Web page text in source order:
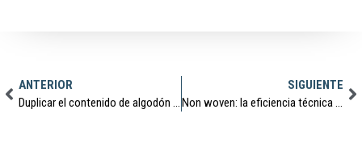
ANTERIOR
Duplicar el contenido de algodón reciclado en el hilo mediante fibras celulósicas: avances técnicos y resultados reales
SIGUIENTE
Non woven: la eficiencia técnica que se traduce en menos huella y más margen